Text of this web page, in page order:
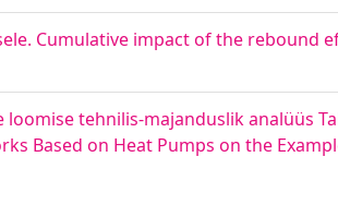
Cumulative impact of the rebound
tehnilis-majanduslik analüüs
Based on Heat Pumps on the